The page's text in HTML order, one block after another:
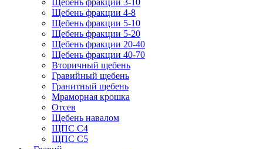
Щебень фракции 3-10
Щебень фракции 4-8
Щебень фракции 5-10
Щебень фракции 5-20
Щебень фракции 20-40
Щебень фракции 40-70
Вторичный щебень
Гравийный щебень
Гранитный щебень
Мраморная крошка
Отсев
Щебень навалом
ЩПС С4
ЩПС С5